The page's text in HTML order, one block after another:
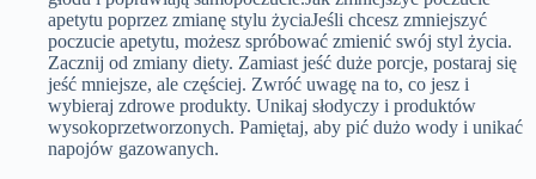
apetytu poprzez zmianę stylu życiaJeśli chcesz zmniejszyć
poczucie apetytu, możesz spróbować zmienić swój styl życia.
Zacznij od zmiany diety. Zamiast jeść duże porcje, postaraj się
jeść mniejsze, ale częściej. Zwróć uwagę na to, co jesz i
wybieraj zdrowe produkty. Unikaj słodyczy i produktów
wysokoprzetworzonych. Pamiętaj, aby pić dużo wody i unikać
napojów gazowanych.